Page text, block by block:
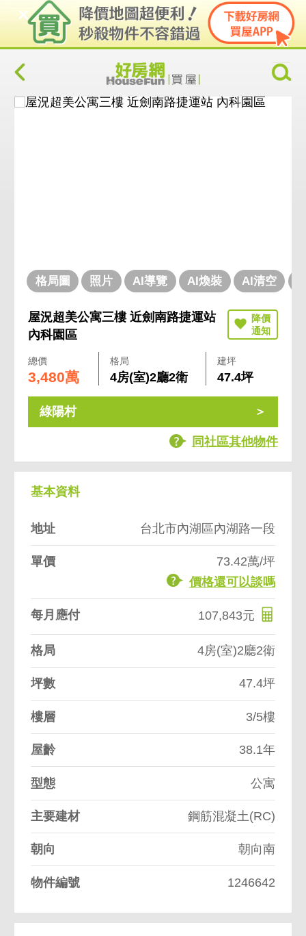
格局圖 照片 AI導覽 AI煥裝 AI清空
屋況超美公寓三樓 近劍南路捷運站
內科園區
總價
3,480萬
格局
4房(室)2廳2衛
建坪
47.4坪
綠陽村
同社區其他物件
基本資料
地址 台北市內湖區內湖路一段
單價
73.42萬/坪
價格還可以談嗎
每月應付 107,843元
格局 4房(室)2廳2衛
坪數 47.4坪
樓層 3/5樓
屋齡 38.1年
型態 公寓
主要建材 鋼筋混凝土(RC)
朝向 朝向南
物件編號 1246642